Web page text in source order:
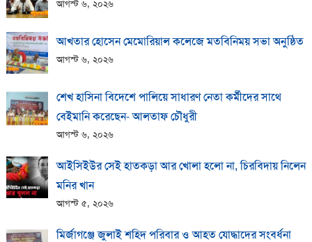
আগস্ট ৬, ২০২৬
আখতার হোসেন মেমোরিয়াল কলেজে মতবিনিময় সভা অনুষ্ঠিত
আগস্ট ৬, ২০২৬
শেখ হাসিনা বিদেশে পালিয়ে সাধারণ নেতা কর্মীদের সাথে
বেইমানি করেছেন- আলতাফ চৌধুরী
আগস্ট ৬, ২০২৬
আইসিইউর সেই হাতকড়া আর খোলা হলো না, চিরবিদায় নিলেন
মনির খান
আগস্ট ৫, ২০২৬
মির্জাগঞ্জে জুলাই শহিদ পরিবার ও আহত যোদ্ধাদের সংবর্ধনা